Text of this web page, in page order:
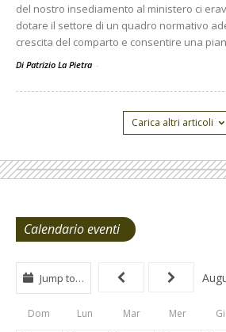
del nostro insediamento al ministero ci
dotare il settore di un quadro normativo
crescita del comparto e consentire una
Di Patrizio La Pietra -
Carica altri articoli
Calendario eventi
View
Type
Tabs
Jump to…
Dom Lun Mar Mer